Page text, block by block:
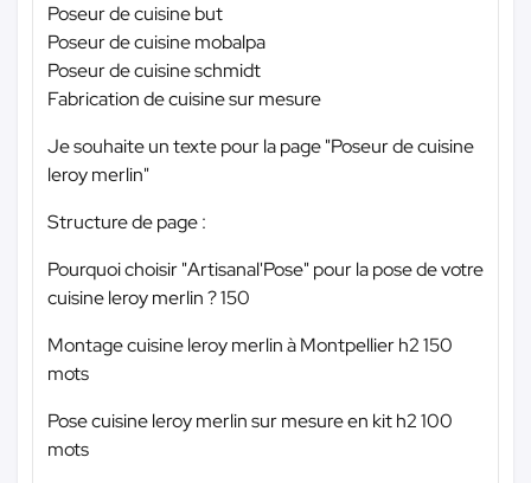
Poseur de cuisine but
Poseur de cuisine mobalpa
Poseur de cuisine schmidt
Fabrication de cuisine sur mesure
Je souhaite un texte pour la page "Poseur de cuisine
leroy merlin"
Structure de page :
Pourquoi choisir "Artisanal'Pose" pour la pose de votre
cuisine leroy merlin ? 150
Montage cuisine leroy merlin à Montpellier h2 150
mots
Pose cuisine leroy merlin sur mesure en kit h2 100
mots